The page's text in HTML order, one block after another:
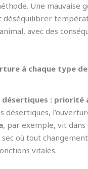
Une mauvaise
déséquilibrer
avec des
à chaque type
désertiques : priorité
désertiques,
, par exemple, vit dans
où tout
vitales.